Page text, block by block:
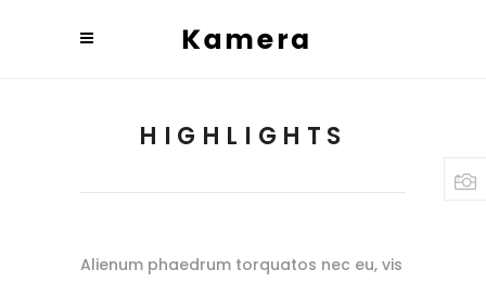
HIGHLIGHTS
Alienum phaedrum torquatos nec eu, vis